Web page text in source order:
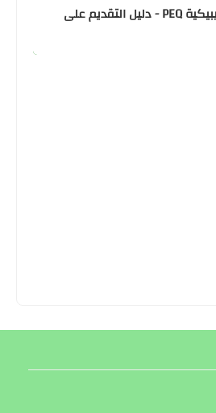
📌 برنامج التجربة الكيبيكية PEQ - دليل التقديم على